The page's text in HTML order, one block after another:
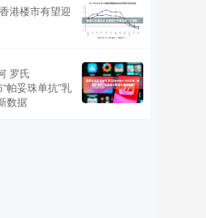
港楼市有望迎
罗氏
帕妥珠单抗”乳
数据